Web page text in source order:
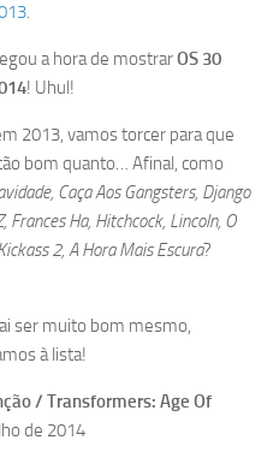
.
a hora de mostrarOS 30
! Uhul!
2013, vamos torcer para que
bom quanto… Afinal, como
Caça Aos Gangsters, Django
Frances Ha, Hitchcock, Lincoln, O
2, A Hora Mais Escura?
ser muito bom mesmo,
à lista!
/ Transformers: Age Of
de 2014